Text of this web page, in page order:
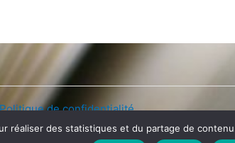
Politique de confidentialité
réaliser des statistiques et du partage de